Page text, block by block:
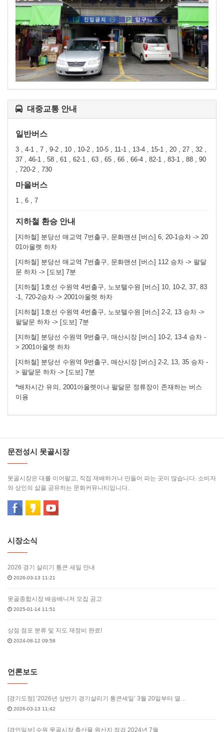
대중교통 안내
일반버스
3 , 4-1 , 7 , 9-2 , 10 , 10-2 , 10-5 , 11-1 , 13-4 , 15-1 , 20 , 27 , 32 ,
37 , 46-1 , 58 , 61 , 62-1 , 63 , 65 , 66 , 66-4 , 82-1 , 83-1 , 88 , 90
, 720-2 , 730
마을버스
1 , 6 , 7
지하철 환승 안내
[지하철] 분당선 매교역 7번출구, 문화맨션 [버스] 6, 20-1승차 -> 20
01아울렛 하차
[지하철] 분당선 매교역 7번출구, 문화맨션 [버스] 112 승차 -> 팔달
문 하차 -> [도보] 7분
[지하철] 1호선 수원역 4번출구, 노보텔수원 [버스] 10, 10-2, 37, 83
-1, 720-2승차 -> 2001아울렛 하차
[지하철] 1호선 수원역 4번출구, 노보텔수원 [버스] 2-2, 13 승차 ->
팔달문 하차 -> [도보] 7분
[지하철] 분당선 수원역 9번출구, 매산시장 [버스] 10-2, 13-4 승차 -
> 2001아울렛 하차
[지하철] 분당선 수원역 9번출구, 매산시장 [버스] 2-2, 13, 35 승차 -
> 팔달문 하차 -> [도보] 7분
*배차시간 유의, 2001아울렛이나 팔달문 정류장이 존재하는 버스
이용
문전성시 못골시장
못골시장은 대를 이어팔고, 직접 재배하거나 만들어 파는 곳이 많습니다. 소비자
와 상인의 삶을 공유하는 문화커뮤니티입니다.
시장소식
2026 경기 살리기 통큰 세일 안내
2026-03-13 11:21
못골종합시장 배송배니저 모집 공고
2025-01-14 11:51
상점 점포 분류 및 지도 재정비 완료!
2024-08-12 09:58
언론보도
[경기도청] ‘2026년 상반기 경기살리기 통큰세일’ 3월 20일부터 열…
2026-03-13 11:42
[경인일보] 수원 못골시장 축산물 원산지 점검 2024년 7월